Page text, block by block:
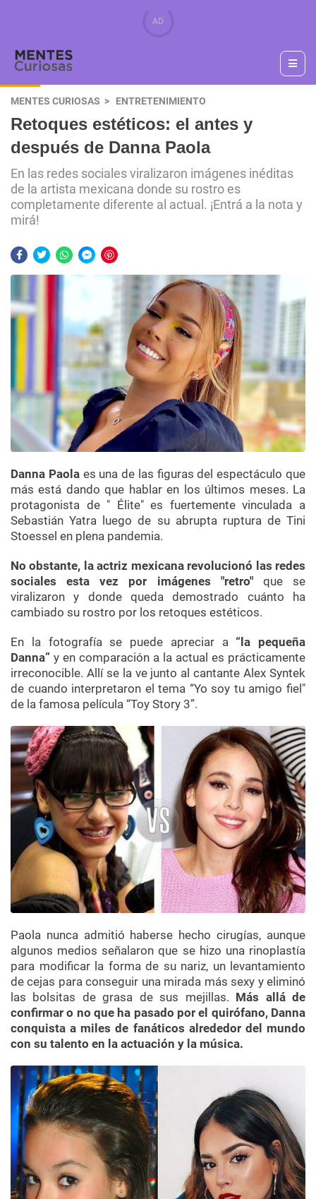
MENTES CURIOSAS ENTRETENIMIENTO
Retoques estéticos: el antes y
después de Danna Paola
En las redes sociales viralizaron imágenes inéditas
de la artista mexicana donde su rostro es
completamente diferente al actual. ¡Entrá a la nota y
mirá!
Danna Paola es una de las figuras del espectáculo que
más está dando que hablar en los últimos meses. La
protagonista de " Élite" es fuertemente vinculada a
Sebastián Yatra luego de su abrupta ruptura de Tini
Stoessel en plena pandemia.
No obstante, la actriz mexicana revolucionó las redes
sociales esta vez por imágenes "retro"que se
viralizaron y donde queda demostrado cuánto ha
cambiado su rostro por los retoques estéticos.
En la fotografía se puede apreciar a “la pequeña
Danna” y en comparación a la actual es prácticamente
irreconocible. Allí se la ve junto al cantante Alex Syntek
de cuando interpretaron el tema “Yo soy tu amigo fiel"
de la famosa película “Toy Story 3”.
Paola nunca admitió haberse hecho cirugías, aunque
algunos medios señalaron que se hizo una rinoplastía
para modificar la forma de su nariz, un levantamiento
de cejas para conseguir una mirada más sexy y eliminó
las bolsitas de grasa de sus mejillas. Más allá de
confirmar o no que ha pasado por el quirófano, Danna
conquista a miles de fanáticos alrededor del mundo
con su talento en la actuación y la música.